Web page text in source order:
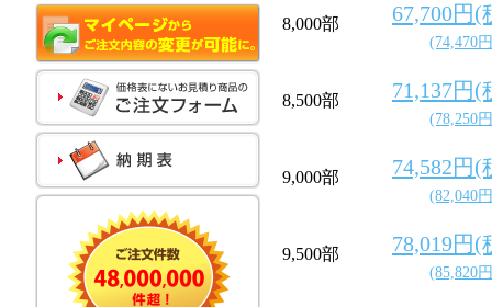
8,000部 67,700円(
(74,470
8,500部 71,137円(
(78,250
9,000部 74,582円(
(82,040
9,500部 78,019円(
(85,820